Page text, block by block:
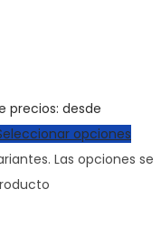
precios: desde
opciones
Las opciones se